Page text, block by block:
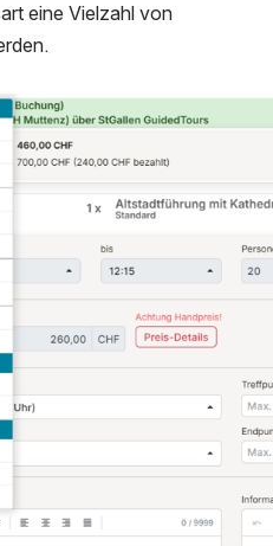
eine Vielzahl von